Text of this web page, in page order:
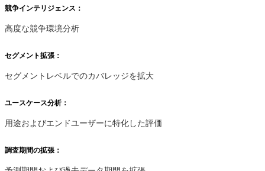
競争インテリジェンス：
高度な競争環境分析
セグメント拡張：
セグメントレベルでのカバレッジを拡大
ユースケース分析：
用途およびエンドユーザーに特化した評価
調査期間の拡張：